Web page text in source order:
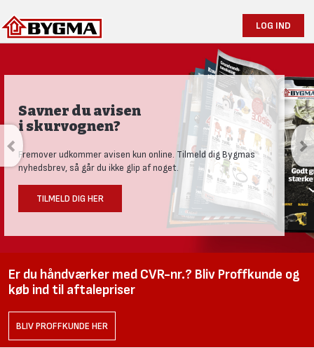
LOG IND
Savner du avisen
i skurvognen?
Fremover udkommer avisen kun online. Tilmeld dig Bygmas
nyhedsbrev, så går du ikke glip af noget.
TILMELD DIG HER
Er du håndværker med CVR-nr.? Bliv Proffkunde og
køb ind til aftalepriser
BLIV PROFFKUNDE HER